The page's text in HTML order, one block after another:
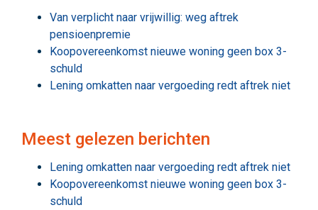
Van verplicht naar vrijwillig: weg aftrek
pensioenpremie
Koopovereenkomst nieuwe woning geen box 3-
schuld
Lening omkatten naar vergoeding redt aftrek niet
Meest gelezen berichten
Lening omkatten naar vergoeding redt aftrek niet
Koopovereenkomst nieuwe woning geen box 3-
schuld